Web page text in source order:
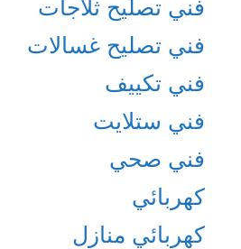
فني تصليح ثلاجات
فني تصليح غسالات
فني تكييف
فني ستلايت
فني صحي
كهربائي
كهربائي منازل